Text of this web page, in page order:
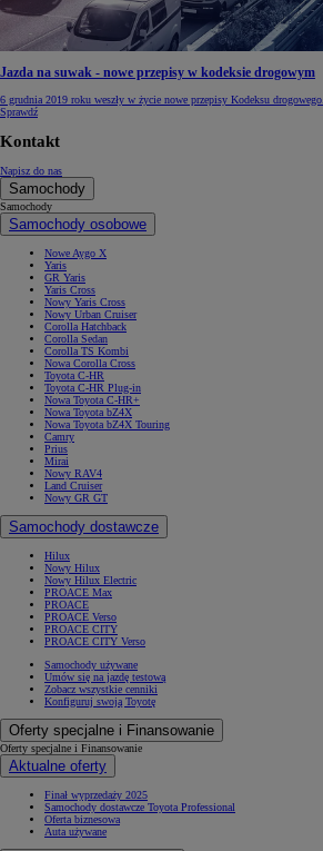
Jazda na suwak - nowe przepisy w kodeksie drogowym
6 grudnia 2019 roku weszły w życie nowe przepisy Kodeksu drogowego.
Sprawdź
Kontakt
Napisz do nas
Samochody
Samochody
Samochody osobowe
Nowe Aygo X
Yaris
GR Yaris
Yaris Cross
Nowy Yaris Cross
Nowy Urban Cruiser
Corolla Hatchback
Corolla Sedan
Corolla TS Kombi
Nowa Corolla Cross
Toyota C-HR
Toyota C-HR Plug-in
Nowa Toyota C-HR+
Nowa Toyota bZ4X
Nowa Toyota bZ4X Touring
Camry
Prius
Mirai
Nowy RAV4
Land Cruiser
Nowy GR GT
Samochody dostawcze
Hilux
Nowy Hilux
Nowy Hilux Electric
PROACE Max
PROACE
PROACE Verso
PROACE CITY
PROACE CITY Verso
Samochody używane
Umów się na jazdę testową
Zobacz wszystkie cenniki
Konfiguruj swoją Toyotę
Oferty specjalne i Finansowanie
Oferty specjalne i Finansowanie
Aktualne oferty
Finał wyprzedaży 2025
Samochody dostawcze Toyota Professional
Oferta biznesowa
Auta używane